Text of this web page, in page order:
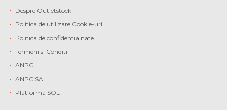
Despre Outletstock
Politica de utilizare Cookie-uri
Politica de confidentialitate
Termeni si Conditii
ANPC
ANPC SAL
Platforma SOL